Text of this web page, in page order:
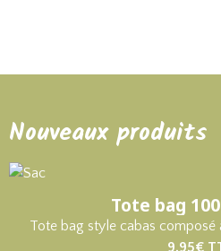
Nouveaux produits
Tote bag
Tote bag style cabas
9,95€